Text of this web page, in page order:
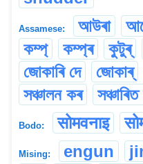
Assamese: আউৰা
কম্প্
কম্প্ৰ কুটুৰ্
জোকাৰি দে
জোকাৰ্
সঞ্চালন কৰ
Bodo: सोमवनाइ
Mising: engun